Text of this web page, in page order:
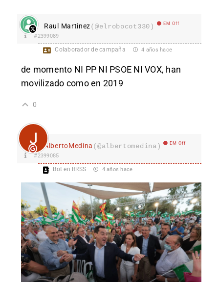
Raul Martinez(@elrobocot330) EM Off
#2399089
Colaborador de campaña 4 años hace
de momento NI PP NI PSOE NI VOX, han
movilizado como en 2019
0
AlbertoMedina (@albertomedina) EM Off
#2399085
Bot en RRSS 4 años hace